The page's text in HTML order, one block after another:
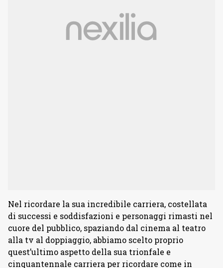
Nel ricordare la sua incredibile carriera, costellata
di successi e soddisfazioni e personaggi rimasti nel
cuore del pubblico, spaziando dal cinema al teatro
alla tv al doppiaggio, abbiamo scelto proprio
quest’ultimo aspetto della sua trionfale e
cinquantennale carriera per ricordare come in